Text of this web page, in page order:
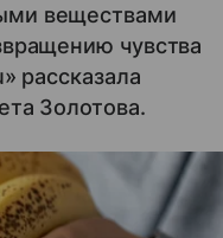
веществами
чувства
рассказала
Золотова.